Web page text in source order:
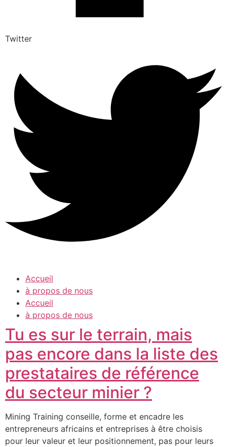
Twitter
Accueil
à propos de nous
Accueil
à propos de nous
Tu es sur le terrain, mais
pas encore dans la liste des
prestataires de référence
du secteur minier ?
Mining Training conseille, forme et encadre les
entrepreneurs africains et entreprises à être choisis
pour leur valeur et leur positionnement, pas pour leurs